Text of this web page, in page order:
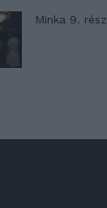
Minka 9. rész